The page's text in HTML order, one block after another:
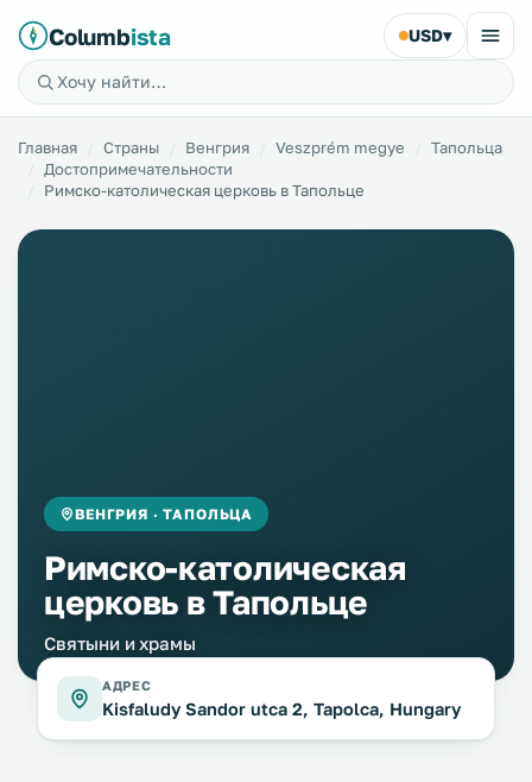
Columbista USD▾
Главная Страны Венгрия Veszprém megye
Тапольца
Достопримечательности
Римско-католическая церковь в Тапольце
ВЕНГРИЯ · ТАПОЛЬЦА
Римско-католическая
церковь в Тапольце
Святыни и храмы
АДРЕС
Kisfaludy Sandor utca 2, Tapolca, Hungary